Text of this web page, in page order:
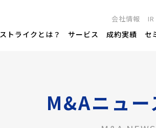
会社情報 IR
ストライクとは？ サービス 成約実績 セ
M&Aニュー